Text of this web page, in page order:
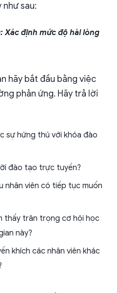
sau:
Xác định mức độ hài lòng
hãy bắt đầu bằng việc
phản ứng. Hãy trả lời
sự hứng thú với khóa đào
đào tạo trực tuyến?
nhân viên có tiếp tục muốn
thấy trân trọng cơ hội học
này?
khích các nhân viên khác